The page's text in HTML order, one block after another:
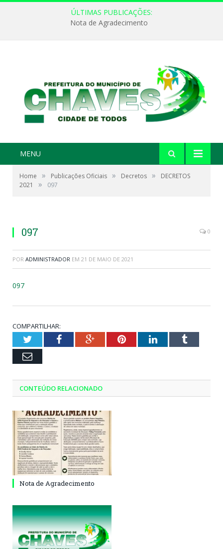
ÚLTIMAS PUBLICAÇÕES:
Nota de Agradecimento
MENU
Home » Publicações Oficiais » Decretos »
DECRETOS
2021
» 097
097 0
POR ADMINISTRADOR EM 21 DE MAIO DE 2021
097
COMPARTILHAR:
TwitterFacebookGoogle+PinterestLinkedInTumblr
Email
CONTEÚDO RELACIONADO
Nota de Agradecimento